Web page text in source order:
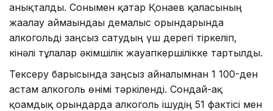
анықталды. Сонымен қатар Қонаев қаласының
жағалау аймағындағы демалыс орындарында
алкогольді заңсыз сатудың үш дерегі тіркеліп,
кінәлі тұлғалар әкімшілік жауапкершілікке тартылды.
Тексеру барысында заңсыз айналымнан 1 100-ден
астам алкоголь өнімі тәркіленді. Сондай-ақ
қоғамдық орындарда алкоголь ішудің 51 фактісі мен